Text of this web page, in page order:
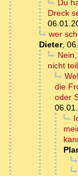
Du
Dreck
wer
Dieter,
nicht
die
oder